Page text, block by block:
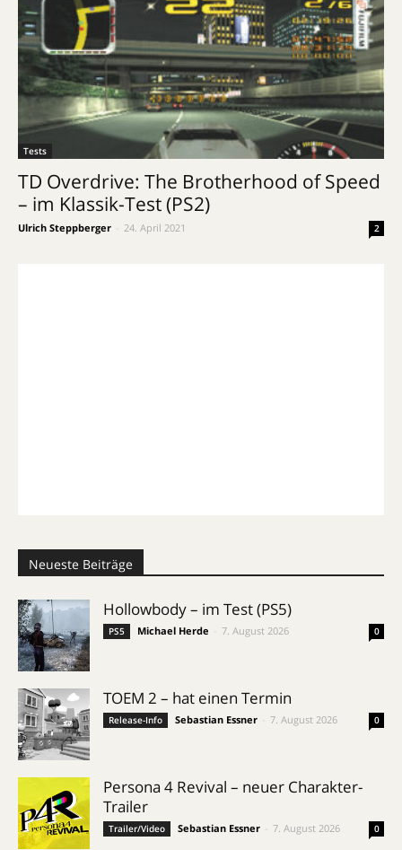
Tests
TD Overdrive: The Brotherhood of Speed
– im Klassik-Test (PS2)
Ulrich Steppberger 24. April 2021 2
Neueste Beiträge
Hollowbody – im Test (PS5)
PS5 Michael Herde 7. August 2026 0
TOEM 2 – hat einen Termin
Release-Info Sebastian Essner 7. August 2026 0
Persona 4 Revival – neuer Charakter-
Trailer
Trailer/Video Sebastian Essner 7. August 2026 0